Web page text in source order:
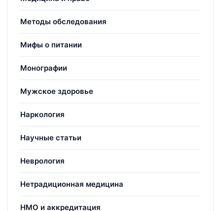
Методы обследования
Мифы о питании
Монографии
Мужское здоровье
Наркология
Научные статьи
Неврология
Нетрадиционная медицина
НМО и аккредитация